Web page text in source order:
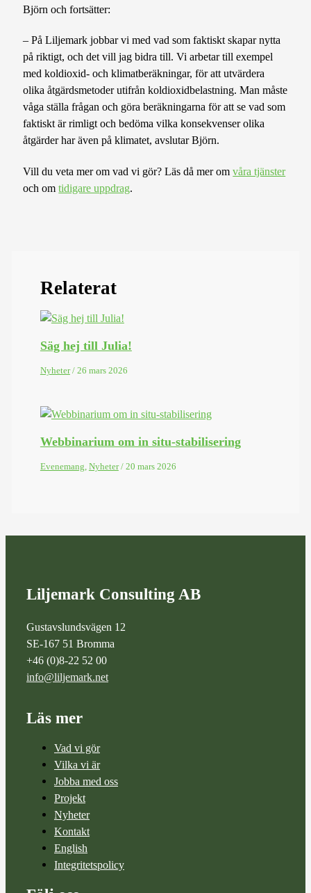
Björn och fortsätter:
– På Liljemark jobbar vi med vad som faktiskt skapar nytta
på riktigt, och det vill jag bidra till. Vi arbetar till exempel
med koldioxid- och klimatberäkningar, för att utvärdera
olika åtgärdsmetoder utifrån koldioxidbelastning. Man måste
våga ställa frågan och göra beräkningarna för att se vad som
faktiskt är rimligt och bedöma vilka konsekvenser olika
åtgärder har även på klimatet, avslutar Björn.
Vill du veta mer om vad vi gör? Läs då mer omvåra tjänster
och omtidigare uppdrag.
Relaterat
Säg hej till Julia!
Nyheter/ 26 mars 2026
Webbinarium om in situ-stabilisering
Evenemang, Nyheter/ 20 mars 2026
Liljemark Consulting AB
Gustavslundsvägen 12
SE-167 51 Bromma
+46 (0)8-22 52 00
info@liljemark.net
Läs mer
Vad vi gör
Vilka vi är
Jobba med oss
Projekt
Nyheter
Kontakt
English
Integritetspolicy